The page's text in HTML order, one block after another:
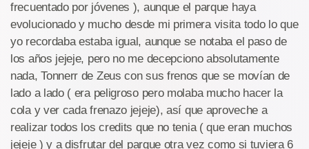
frecuentado por jóvenes ), aunque el parque haya
evolucionado y mucho desde mi primera visita todo lo que
yo recordaba estaba igual, aunque se notaba el paso de
los años jejeje, pero no me decepciono absolutamente
nada, Tonnerr de Zeus con sus frenos que se movían de
lado a lado ( era peligroso pero molaba mucho hacer la
cola y ver cada frenazo jejeje), así que aproveche a
realizar todos los credits que no tenia ( que eran muchos
jejeje ) y a disfrutar del parque otra vez como si tuviera 6